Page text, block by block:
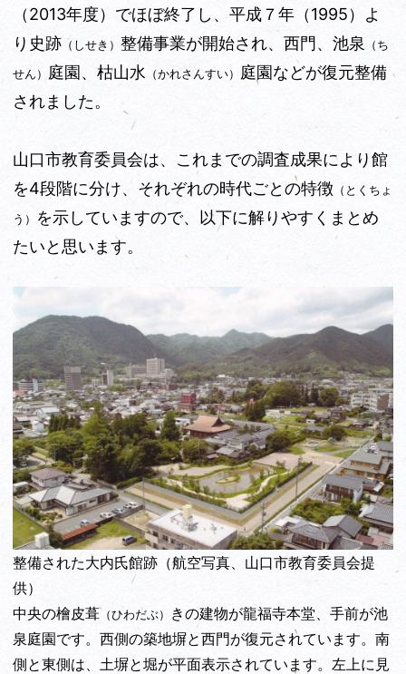
（2013年度）でほぼ終了し、平成７年（1995）よ
り史跡 （しせき） 整備事業が開始され、西門、池泉
（ち
せん）
庭園、枯山水 （かれさんすい）
庭園などが復元整備
されました。
山口市教育委員会は、これまでの調査成果により館
を4段階に分け、それぞれの時代ごとの特徴 （とくちょ
う）
を示していますので、以下に解りやすくまとめ
たいと思います。
整備された大内氏館跡（航空写真、山口市教育委員会提
供）
中央の檜皮葺（ひわだぶ）
きの建物が龍福寺本堂、手前が池
泉庭園です。西側の築地塀と西門が復元されています。南
側と東側は、土塀と堀が平面表示されています。左上に見